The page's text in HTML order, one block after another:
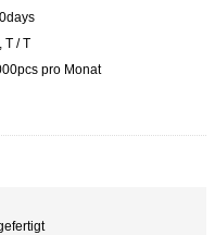
T / T
pro Monat